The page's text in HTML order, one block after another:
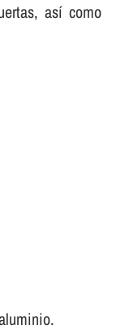
así­ como